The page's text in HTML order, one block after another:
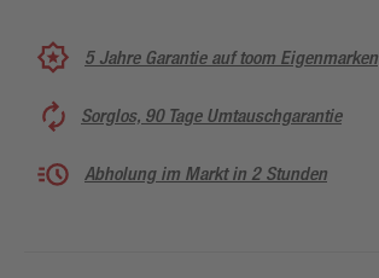
5 Jahre Garantie auf toom Eigenmarken
Sorglos, 90 Tage Umtauschgarantie
Abholung im Markt in 2 Stunden